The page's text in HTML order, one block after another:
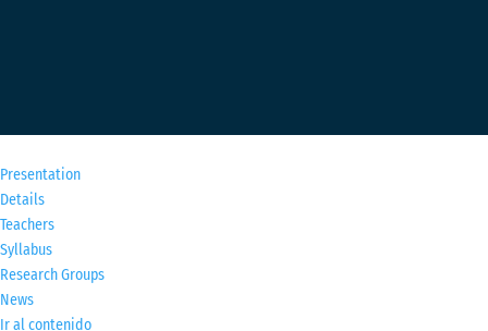
Presentation
Details
Teachers
Syllabus
Research Groups
News
Ir al contenido